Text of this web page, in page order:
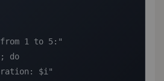
from 1 to 5:"
do